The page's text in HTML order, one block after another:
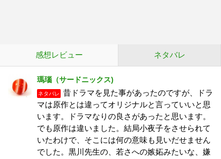
感想レビュー ネタバレ
瑪瑙（サードニックス)
ネタバレ
昔ドラマを見た事があったのですが、ドラ
マは原作とは違ってオリジナルと言っていいと思
います。ドラマなりの良さがあったと思います。
でも原作は違いました。結局小夜子をさせられて
いたわけで、そこには何の意味も見いだせません
でした。黒川先生の、若さへの嫉妬みたいな、嫌